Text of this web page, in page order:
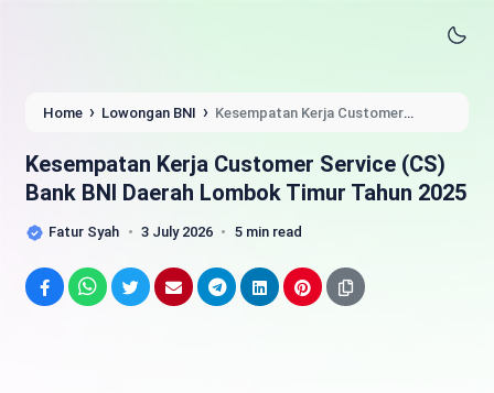
Home › Lowongan BNI › Kesempatan Kerja Customer
Kesempatan Kerja Customer Service (CS)
Bank BNI Daerah Lombok Timur Tahun 2025
Fatur Syah 3 July 2026 5 min read